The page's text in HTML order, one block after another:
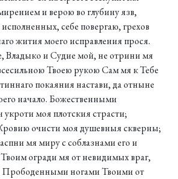
и верою во глубину язв,
себе повергаю, грехов
жития моего исправления прося.
Владыко и Судие мой, не отрини мя
Твоею рукою Сам мя к Тебе
покаяния настави, да отныне
начало. Божественными
моя плотския страсти;
очисти моя душевныя скверны;
мя миру с соблазнами его и
огради мя от невидимых враг,
ногами Твоими от